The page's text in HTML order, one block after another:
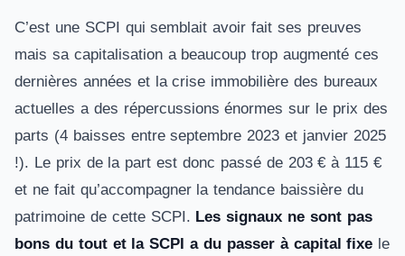
C’est une SCPI qui semblait avoir fait ses preuves
mais sa capitalisation a beaucoup trop augmenté ces
dernières années et la crise immobilière des bureaux
actuelles a des répercussions énormes sur le prix des
parts (4 baisses entre septembre 2023 et janvier 2025
!). Le prix de la part est donc passé de 203 € à 115 €
et ne fait qu’accompagner la tendance baissière du
patrimoine de cette SCPI. Les signaux ne sont pas
bons du tout et la SCPI a du passer à capital fixe le